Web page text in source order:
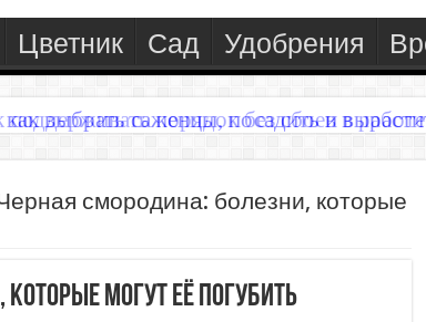
Цветник Сад Удобрения
выбрать саженцы, посадить и
смородина: болезни, которые
могут её погубить